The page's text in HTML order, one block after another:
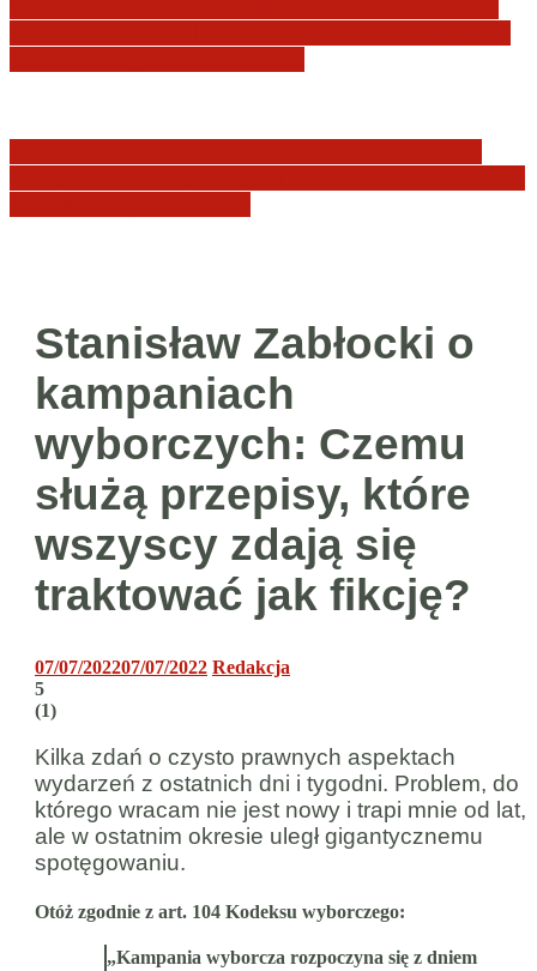
Stanisław Zabłocki o
kampaniach
wyborczych: Czemu
służą przepisy, które
wszyscy zdają się
traktować jak fikcję?
07/07/202207/07/2022 Redakcja
5
(1)
Kilka zdań o czysto prawnych aspektach
wydarzeń z ostatnich dni i tygodni. Problem, do
którego wracam nie jest nowy i trapi mnie od lat,
ale w ostatnim okresie uległ gigantycznemu
spotęgowaniu.
Otóż zgodnie z art. 104 Kodeksu wyborczego:
„Kampania wyborcza rozpoczyna się z dniem